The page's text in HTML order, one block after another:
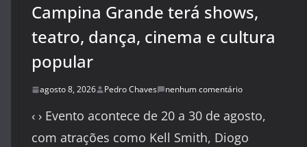
Campina Grande terá shows,
teatro, dança, cinema e cultura
popular
agosto 8, 2026 Pedro Chaves nenhum comentário
‹ › Evento acontece de 20 a 30 de agosto,
com atrações como Kell Smith, Diogo